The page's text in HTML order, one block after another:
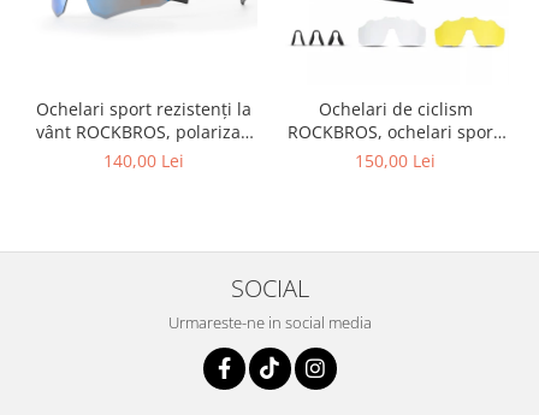
Ochelari sport rezistenți la
vânt ROCKBROS, polarizați
pentru ciclism, ochelari de
140,00 Lei
Ochelari de ciclism
ROCKBROS, ochelari sport,
ramă fotocromatică TR
150,00 Lei
SOCIAL
Urmareste-ne in social media